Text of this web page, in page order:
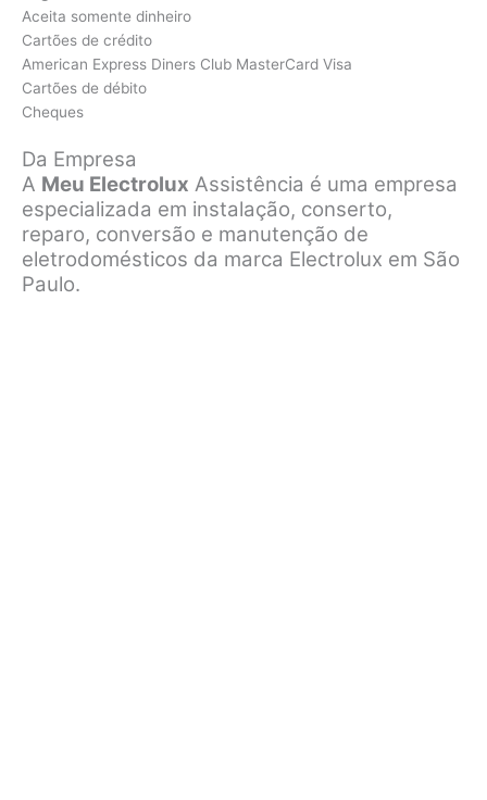
Aceita somente dinheiro
Cartões de crédito
American Express Diners Club MasterCard Visa
Cartões de débito
Cheques
Da Empresa
A Meu Electrolux Assistência é uma empresa
especializada em instalação, conserto,
reparo, conversão e manutenção de
eletrodomésticos da marca Electrolux em São
Paulo.